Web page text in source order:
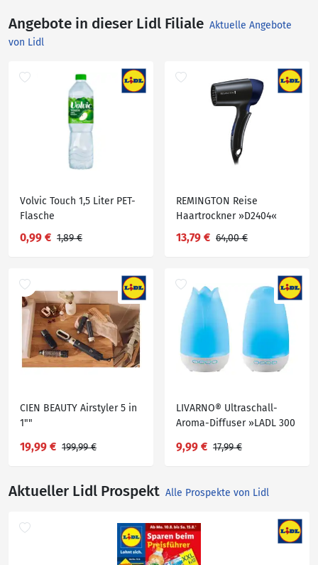
Angebote in dieser Lidl Filiale Aktuelle Angebote
von Lidl
Volvic Touch 1,5 Liter PET-
Flasche
0,99 € 1,89 €
REMINGTON Reise
Haartrockner »D2404«
13,79 € 64,00 €
CIEN BEAUTY Airstyler 5 in
1""
19,99 € 199,99 €
LIVARNO® Ultraschall-
Aroma-Diffuser »LADL 300
9,99 € 17,99 €
Aktueller Lidl Prospekt Alle Prospekte von Lidl